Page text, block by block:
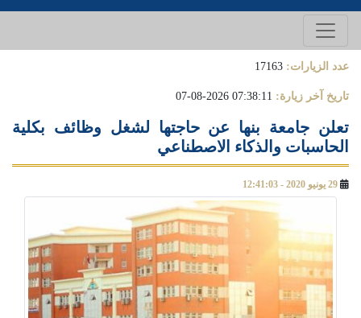
عدد الزيارات: 17163
تاريخ آخر زيارة: 07:38:11 2026-08-07
تعلن جامعة بنها عن حاجتها لشغل وظائف بكلية
الحاسبات والذكاء الاصطناعي